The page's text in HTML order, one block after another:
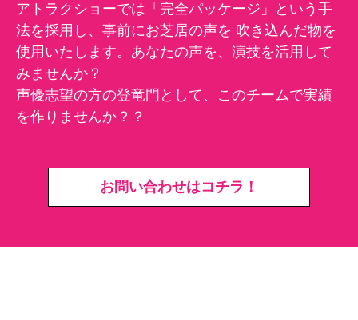
アトラクショーでは「完全パッケージ」という手
法を採用し、事前にお芝居の声を 吹き込んだ物を
使用いたします。あなたの声を、演技を活用して
みませんか？
声優志望の方の登竜門として、このチームで実績
を作りませんか？？
お問い合わせはコチラ！